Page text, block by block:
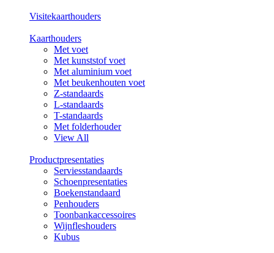
Visitekaarthouders
Kaarthouders
Met voet
Met kunststof voet
Met aluminium voet
Met beukenhouten voet
Z-standaards
L-standaards
T-standaards
Met folderhouder
View All
Productpresentaties
Serviesstandaards
Schoenpresentaties
Boekenstandaard
Penhouders
Toonbankaccessoires
Wijnfleshouders
Kubus